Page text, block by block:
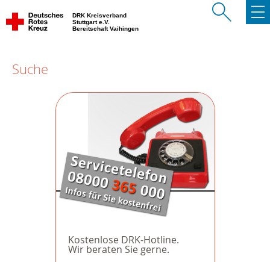
DRK Kreisverband
Stuttgart e.V.
Bereitschaft Vaihingen
Suche
Kostenlose DRK-Hotline.
Wir beraten Sie gerne.